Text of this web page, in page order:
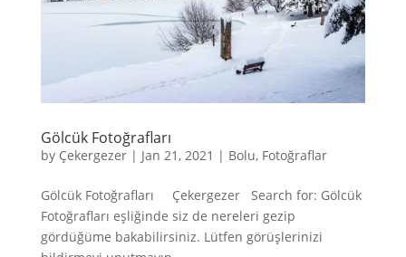
Gölcük Fotoğrafları
by Çekergezer| Jan 21, 2021 | Bolu, Fotoğraflar
Gölcük Fotoğrafları Çekergezer Search for: Gölcük
Fotoğrafları eşliğinde siz de nereleri gezip
gördüğüme bakabilirsiniz. Lütfen görüşlerinizi